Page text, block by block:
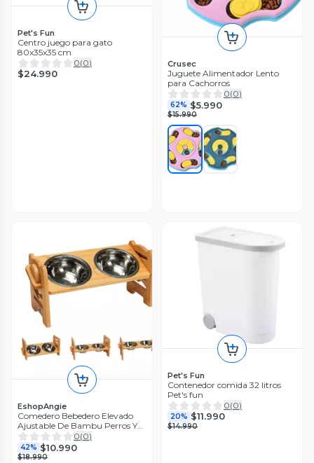
Pet's Fun
Centro juego para gato
80x35x35 cm
0(0)
$24.990
Crusec
Juguete Alimentador Lento
para Cachorros
0(0)
62% $5.990
$15.990
EshopAngie
Comedero Bebedero Elevado
Ajustable De Bambu Perros Y
Gatos
0(0)
42% $10.990
$18.990
Pet's Fun
Contenedor comida 32 litros
Pet's fun
0(0)
20% $11.990
$14.990